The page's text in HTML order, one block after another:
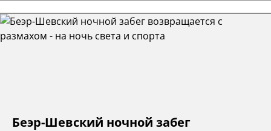
Беэр-Шевский ночной забег